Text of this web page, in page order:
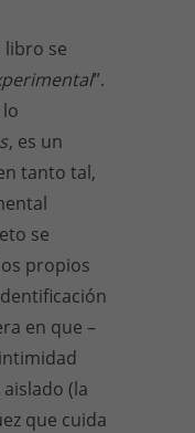
libro se
”.
, es un
tanto tal,
se
propios
en que –
(la
que cuida